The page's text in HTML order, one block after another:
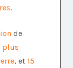
.
de
plus
, et 15